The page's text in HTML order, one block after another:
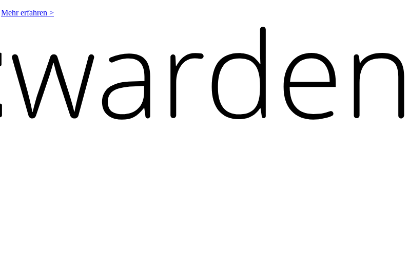
Mehr erfahren >